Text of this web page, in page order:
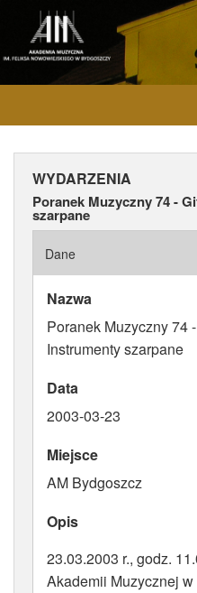
AKTUALNOŚCI
OSOBY
INSTYTUCJE
PUBLIKACJE
MEDIA
WYDARZENIA
Poranek Muzyczny 74 -
szarpane
Dane
Nazwa
Poranek Muzyczny 74
Instrumenty szarpane
Data
2003-03-23
Miejsce
AM Bydgoszcz
Opis
23.03.2003 r., godz.
Akademii Muzycznej